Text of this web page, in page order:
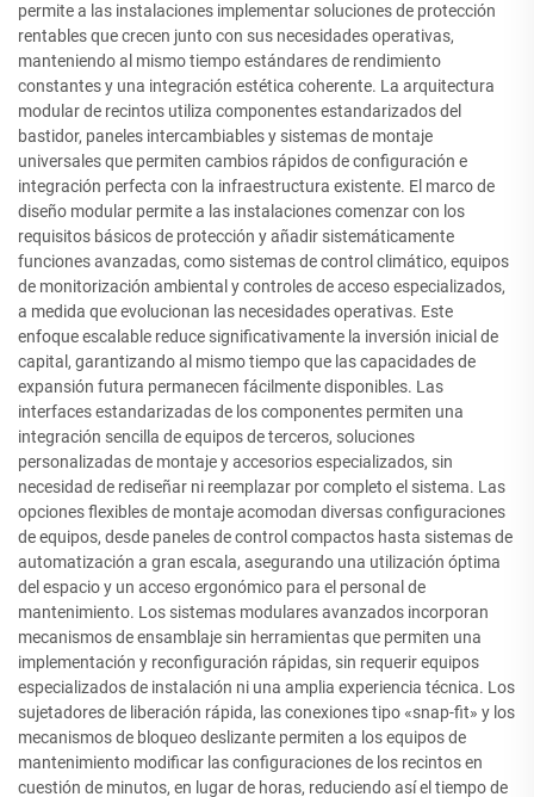
permite a las instalaciones implementar soluciones de protección
rentables que crecen junto con sus necesidades operativas,
manteniendo al mismo tiempo estándares de rendimiento
constantes y una integración estética coherente. La arquitectura
modular de recintos utiliza componentes estandarizados del
bastidor, paneles intercambiables y sistemas de montaje
universales que permiten cambios rápidos de configuración e
integración perfecta con la infraestructura existente. El marco de
diseño modular permite a las instalaciones comenzar con los
requisitos básicos de protección y añadir sistemáticamente
funciones avanzadas, como sistemas de control climático, equipos
de monitorización ambiental y controles de acceso especializados,
a medida que evolucionan las necesidades operativas. Este
enfoque escalable reduce significativamente la inversión inicial de
capital, garantizando al mismo tiempo que las capacidades de
expansión futura permanecen fácilmente disponibles. Las
interfaces estandarizadas de los componentes permiten una
integración sencilla de equipos de terceros, soluciones
personalizadas de montaje y accesorios especializados, sin
necesidad de rediseñar ni reemplazar por completo el sistema. Las
opciones flexibles de montaje acomodan diversas configuraciones
de equipos, desde paneles de control compactos hasta sistemas de
automatización a gran escala, asegurando una utilización óptima
del espacio y un acceso ergonómico para el personal de
mantenimiento. Los sistemas modulares avanzados incorporan
mecanismos de ensamblaje sin herramientas que permiten una
implementación y reconfiguración rápidas, sin requerir equipos
especializados de instalación ni una amplia experiencia técnica. Los
sujetadores de liberación rápida, las conexiones tipo «snap-fit» y los
mecanismos de bloqueo deslizante permiten a los equipos de
mantenimiento modificar las configuraciones de los recintos en
cuestión de minutos, en lugar de horas, reduciendo así el tiempo de